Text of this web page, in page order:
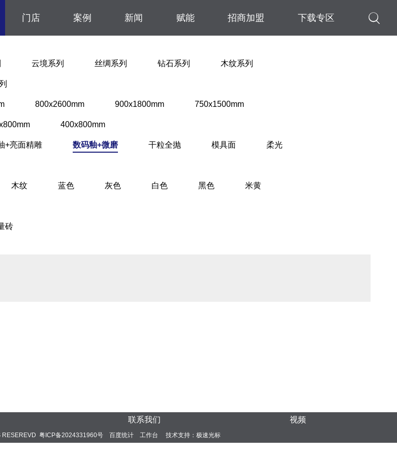
门店 案例 新闻 赋能 招商加盟 下载专区 
云境系列 丝绸系列 钻石系列 木纹系列
800x2600mm 900x1800mm 750x1500mm
400x800mm
+亮面精雕 数码釉+微磨 干粒全抛 模具面 柔光
木纹 蓝色 灰色 白色 黑色 米黄
砖
联系我们 视频
粤ICP备2024331960号 百度统计 工作台 技术支持： 极速光标